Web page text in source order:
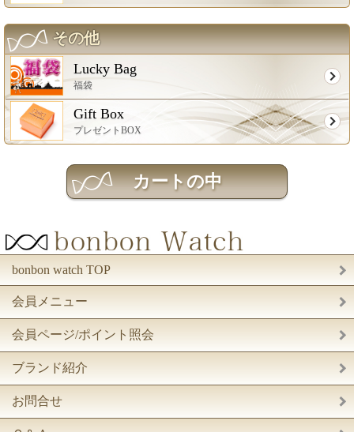
その他
Lucky Bag
福袋
Gift Box
プレゼントBOX
bonbon watch TOP
会員メニュー
会員ページ/ポイント照会
ブランド紹介
お問合せ